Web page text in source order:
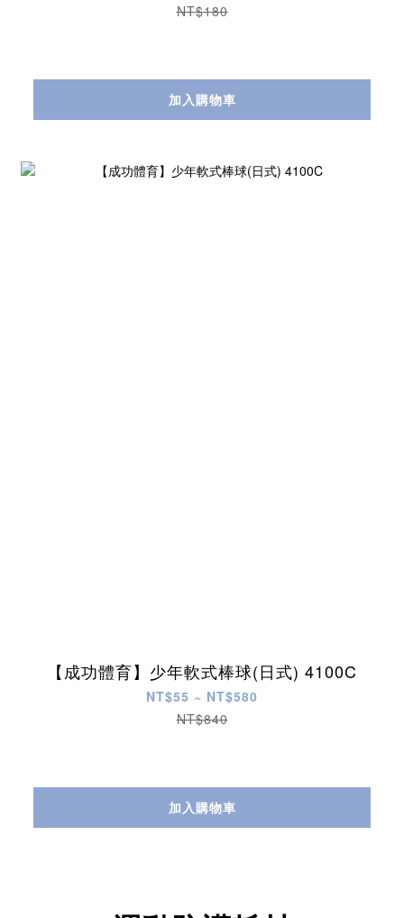
NT$180
加入購物車
【成功體育】少年軟式棒球(日式) 4100C
NT$55 ~ NT$580
NT$840
加入購物車